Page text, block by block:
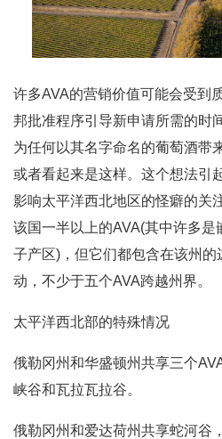
许多AVA的营销价值可能会受到
邦批准程序引导新申请所需的时
为任何以其名字命名的葡萄酒带
或者看起来是这样。这个想法引
影响太平洋西北地区的怪癖的关
该国一半以上的AVA(其中许多是
子产区)，但它们都包含在该州的
动，不少于五个AVA跨越州界。
太平洋西北部的特殊情况
俄勒冈州和华盛顿州共享三个
峡谷和瓦拉瓦拉谷。
俄勒冈州和爱达荷州共享蛇河谷